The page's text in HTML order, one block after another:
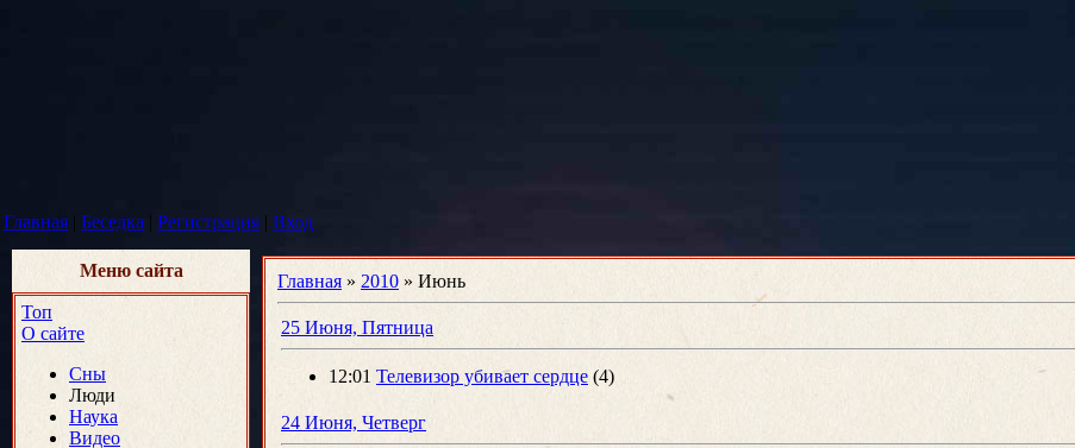
Главная | Беседка | Регистрация | Вход
Меню сайта
Топ
О сайте
Сны
Люди
Наука
Видео
Главная » 2010 » Июнь
25 Июня, Пятница
12:01 Телевизор убивает сердце (4)
24 Июня, Четверг